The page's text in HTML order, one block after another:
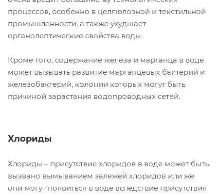
процессов, особенно в целлюлозной и текстильной
промышленности, а также ухудшает
органолептические свойства воды.
Кроме того, содержание железа и марганца в воде
может вызывать развитие марганцевых бактерий и
железобактерий, колонии которых могут быть
причиной зарастания водопроводных сетей.
Хлориды
Хлориды – присутствие хлоридов в воде может быть
вызвано вымыванием залежей хлоридов или же
они могут появиться в воде вследствие присутствия